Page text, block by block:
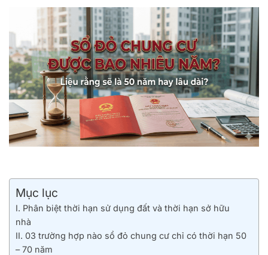
Mục lục
I. Phân biệt thời hạn sử dụng đất và thời hạn sở hữu
nhà
II. 03 trường hợp nào sổ đỏ chung cư chỉ có thời hạn 50
– 70 năm